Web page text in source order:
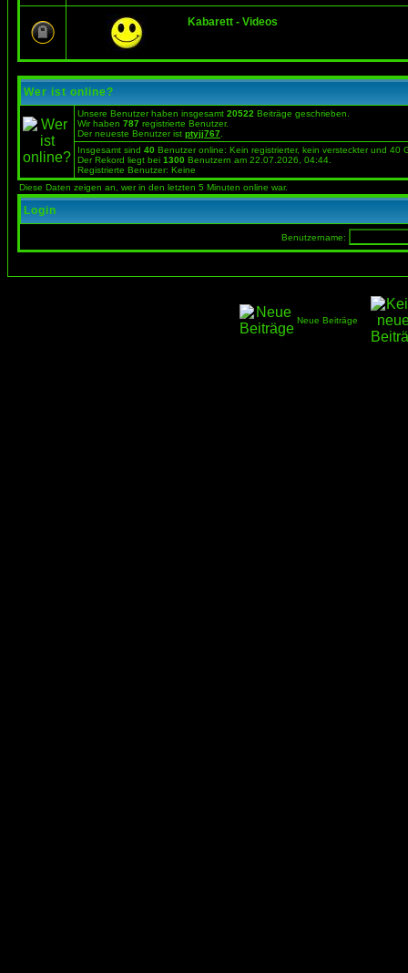
Kabarett - Videos
Wer ist online?
Unsere Benutzer haben insgesamt 20522 Beiträge geschrieben.
Wir haben 787 registrierte Benutzer.
Der neueste Benutzer ist ptyjj767
Insgesamt sind 40 Benutzer online: Kein registrierter, kein versteckter und
Der Rekord liegt bei 1300 Benutzern am 22.07.2026, 04:44.
Registrierte Benutzer: Keine
Diese Daten zeigen an, wer in den letzten 5 Minuten online war.
Login
Benutzername:
Neue Beiträge